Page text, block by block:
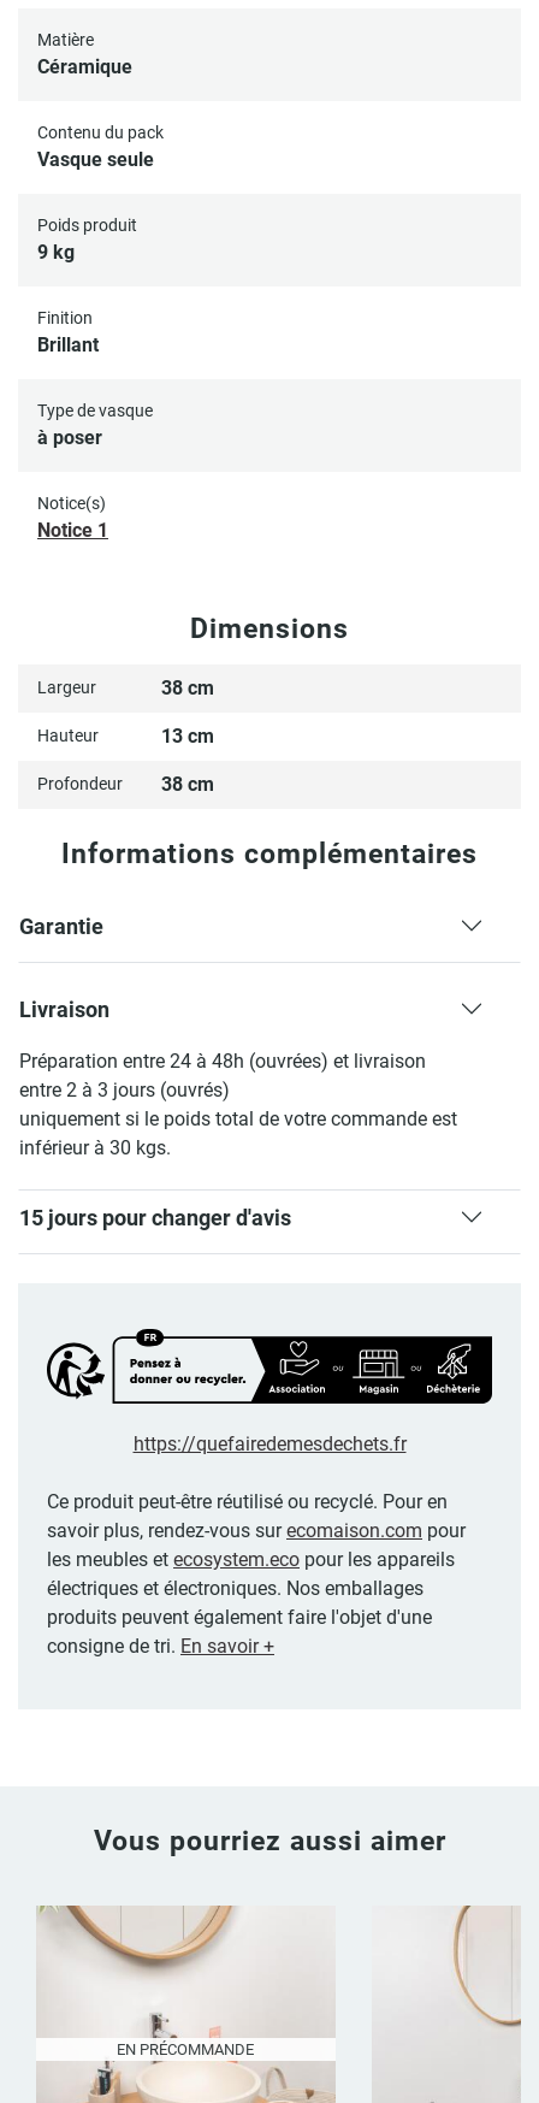
Matière
Céramique
Contenu du pack
Vasque seule
Poids produit
9 kg
Finition
Brillant
Type de vasque
à poser
Notice(s)
Notice 1
Dimensions
Largeur 38 cm
Hauteur 13 cm
Profondeur 38 cm
Informations complémentaires
Garantie
Livraison
Préparation entre 24 à 48h (ouvrées) et livraison
entre 2 à 3 jours (ouvrés)
uniquement si le poids total de votre commande est
inférieur à 30 kgs.
15 jours pour changer d'avis
https://quefairedemesdechets.fr
Ce produit peut-être réutilisé ou recyclé. Pour en
savoir plus, rendez-vous surecomaison.com pour
les meubles et ecosystem.eco pour les appareils
électriques et électroniques. Nos emballages
produits peuvent également faire l'objet d'une
consigne de tri. En savoir +
Vous pourriez aussi aimer
EN PRÉCOMMANDE